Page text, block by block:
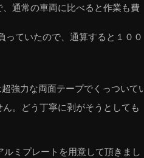
通常の車両に比べると作業も費
っていたので、通算すると１００
強力な両面テープでくっついて
。どう丁寧に剥がそうとしても
ミプレートを用意して頂きまし